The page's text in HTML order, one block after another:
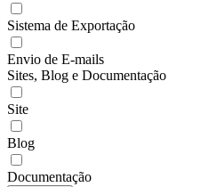
Sistema de Exportação
Envio de E-mails
Sites, Blog e Documentação
Site
Blog
Documentação